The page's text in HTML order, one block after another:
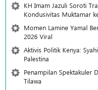
KH Imam Jazuli Soroti
Kondusivitas Muktamar
Momen Lamine Yamal
2026 Viral
Aktivis Politik Kenya:
Palestina
Penampilan Spektakuler
Tilawa